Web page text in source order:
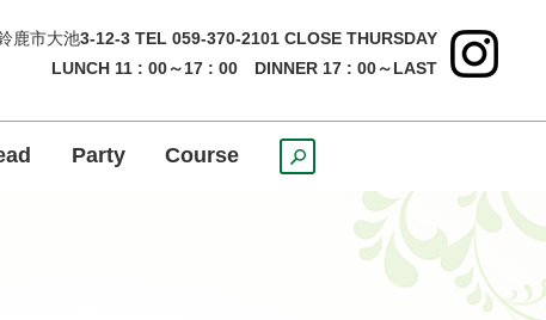
鹿市大池3-12-3 TEL 059-370-2101 CLOSE THURSDAY
LUNCH 11 : 00～17 : 00 DINNER 17 : 00～LAST
Party Course